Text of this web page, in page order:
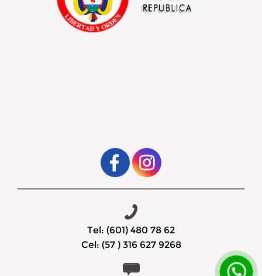
Tel: (601) 480 78 62
Cel: (57 ) 316 627 9268